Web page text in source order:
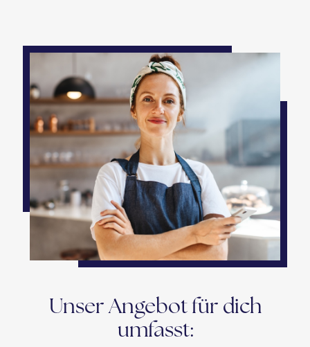
Unser Angebot für dich
umfasst: